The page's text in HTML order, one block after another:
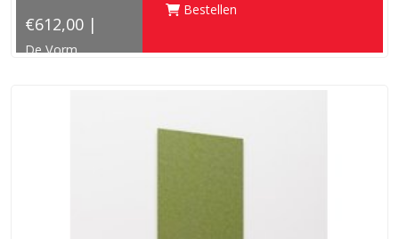
€612,00 |
De Vorm
Bestellen